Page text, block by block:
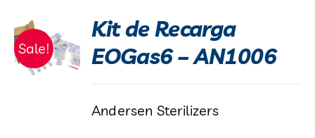
Sale!
Kit de Recarga
EOGas6 – AN1006
Andersen Sterilizers